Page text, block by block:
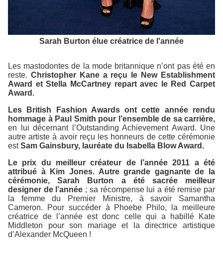
Sarah Burton élue créatrice de l'année
Les mastodontes de la mode britannique n’ont pas été en
reste. Christopher Kane a reçu le New Establishment
Award et Stella McCartney repart avec le Red Carpet
Award.
Les British Fashion Awards ont cette année rendu
hommage à Paul Smith pour l’ensemble de sa carrière,
en lui décernant l’Outstanding Achievement Award. Une
autre artiste à avoir reçu les honneurs de cette cérémonie
estSam Gainsbury, lauréate du Isabella Blow Award.
Le prix du meilleur créateur de l’année 2011 a été
attribué à Kim Jones. Autre grande gagnante de la
cérémonie, Sarah Burton a été sacrée meilleur
designer de l’année ; sa récompense lui a été remise par
la femme du Premier Ministre, à savoir Samantha
Cameron. Pour succéder à Phoebe Philo, la meilleure
créatrice de l’année est donc celle qui a habillé Kate
Middleton pour son mariage et la directrice artistique
d’Alexander McQueen !